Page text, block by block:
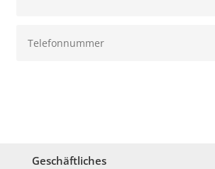
Geschäftliches